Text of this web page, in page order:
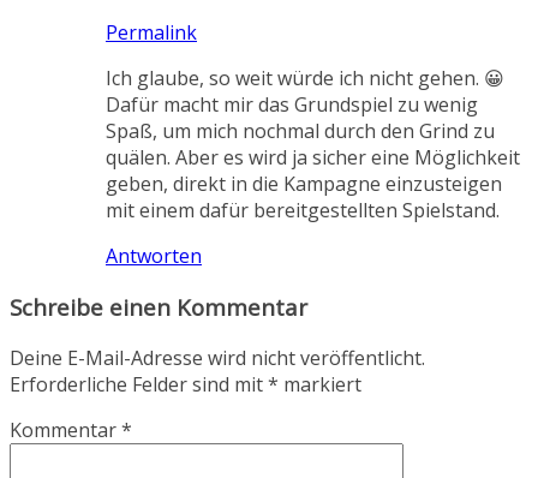
Permalink
Ich glaube, so weit würde ich nicht gehen. 😀
Dafür macht mir das Grundspiel zu wenig
Spaß, um mich nochmal durch den Grind zu
quälen. Aber es wird ja sicher eine Möglichkeit
geben, direkt in die Kampagne einzusteigen
mit einem dafür bereitgestellten Spielstand.
Antworten
Schreibe einen Kommentar
Deine E-Mail-Adresse wird nicht veröffentlicht.
Erforderliche Felder sind mit* markiert
Kommentar*